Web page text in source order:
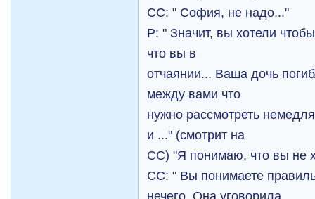
СС: " София, не надо..."
Р: " Значит, вы хотели
что вы в
отчаянии... Ваша дочь
между вами что
нужно рассмотреть
и ..." (смотрит на
СС) "Я понимаю, что вы не
СС: " Вы понимаете
нечего. Она уговорила